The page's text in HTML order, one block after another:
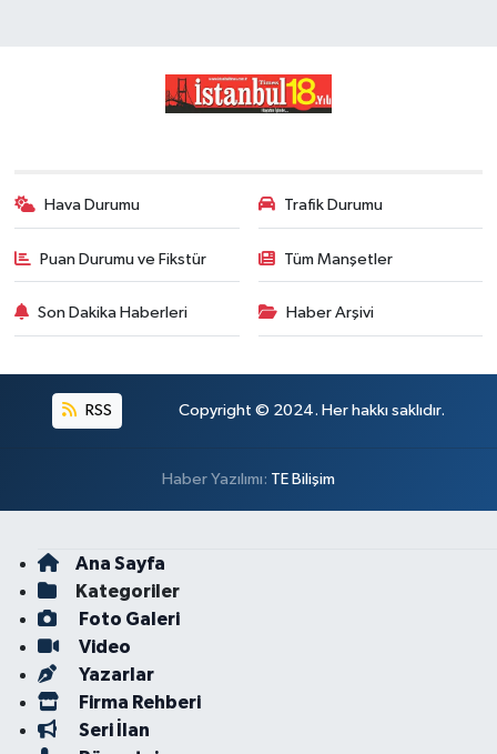
Hava Durumu Trafik Durumu
Puan Durumu ve Fikstür Tüm Manşetler
Son Dakika Haberleri Haber Arşivi
RSS Copyright © 2024. Her hakkı saklıdır.
Haber Yazılımı: TE Bilişim
Ana Sayfa
Kategoriler
Foto Galeri
Video
Yazarlar
Firma Rehberi
Seri İlan